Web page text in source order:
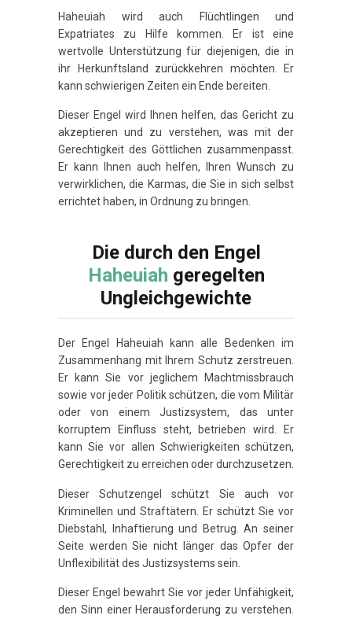
Haheuiah wird auch Flüchtlingen und
Expatriates zu Hilfe kommen. Er ist eine
wertvolle Unterstützung für diejenigen, die in
ihr Herkunftsland zurückkehren möchten. Er
kann schwierigen Zeiten ein Ende bereiten.
Dieser Engel wird Ihnen helfen, das Gericht zu
akzeptieren und zu verstehen, was mit der
Gerechtigkeit des Göttlichen zusammenpasst.
Er kann Ihnen auch helfen, Ihren Wunsch zu
verwirklichen, die Karmas, die Sie in sich selbst
errichtet haben, in Ordnung zu bringen.
Die durch den Engel
Haheuiah geregelten
Ungleichgewichte
Der Engel Haheuiah kann alle Bedenken im
Zusammenhang mit Ihrem Schutz zerstreuen.
Er kann Sie vor jeglichem Machtmissbrauch
sowie vor jeder Politik schützen, die vom Militär
oder von einem Justizsystem, das unter
korruptem Einfluss steht, betrieben wird. Er
kann Sie vor allen Schwierigkeiten schützen,
Gerechtigkeit zu erreichen oder durchzusetzen.
Dieser Schutzengel schützt Sie auch vor
Kriminellen und Straftätern. Er schützt Sie vor
Diebstahl, Inhaftierung und Betrug. An seiner
Seite werden Sie nicht länger das Opfer der
Unflexibilität des Justizsystems sein.
Dieser Engel bewahrt Sie vor jeder Unfähigkeit,
den Sinn einer Herausforderung zu verstehen.